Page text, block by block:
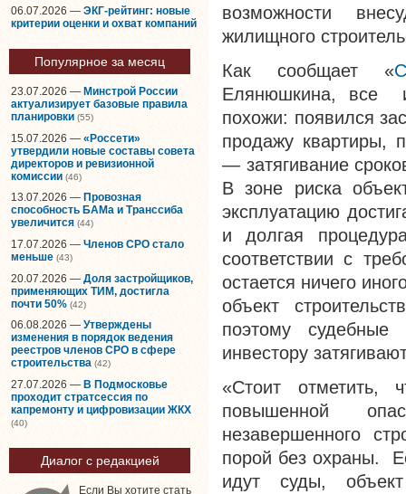
06.07.2026 — ЭКГ-рейтинг: новые
критерии оценки и охват компаний
Популярное за месяц
23.07.2026 — Минстрой России
актуализирует базовые правила
планировки (55)
15.07.2026 — «Россети»
утвердили новые составы совета
директоров и ревизионной
комиссии (46)
13.07.2026 — Провозная
способность БАМа и Транссиба
увеличится (44)
17.07.2026 — Членов СРО стало
меньше (43)
20.07.2026 — Доля застройщиков,
применяющих ТИМ, достигла
почти 50% (42)
06.08.2026 — Утверждены
изменения в порядок ведения
реестров членов СРО в сфере
строительства (42)
27.07.2026 — В Подмосковье
проходит стратсессия по
капремонту и цифровизации ЖКХ
(40)
Диалог с редакцией
Если Вы хотите стать
возможности
жилищного
Как сообщает «
Елянюшкина, все
похожи: появился
продажу квартиры,
— затягивание
В зоне риска
эксплуатацию
и долгая
соответствии с
остается ничего
объект
поэтому
инвестору
«Стоит отметить,
повышенной
незавершенного
порой без охраны.
идут суды,